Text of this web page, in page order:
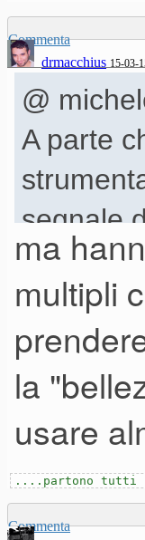
Commenta
drmacchius 15-03-
@
A parte
segnale
mixer
Per il
ed un
ma
multipli
la
usare
....partono tutti
Commenta